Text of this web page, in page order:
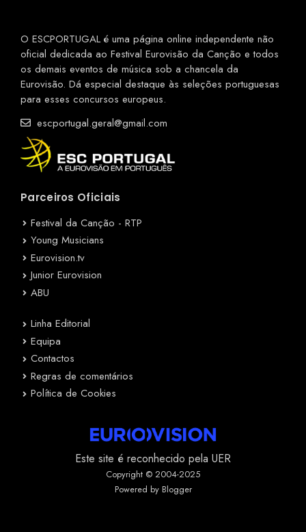
O ESCPORTUGAL é uma página online independente não
oficial dedicada ao Festival Eurovisão da Canção e todos
os demais eventos de música sob a chancela da
Eurovisão. Dá especial destaque às seleções portuguesas
para esses concursos europeus.
escportugal.geral@gmail.com
Parceiros Oficiais
Festival da Canção - RTP
Young Musicians
Eurovision.tv
Junior Eurovision
ABU
Linha Editorial
Equipa
Contactos
Regras de comentários
Política de Cookies
Este site é reconhecido pela UER
Copyright © 2004-2025
Powered by Blogger